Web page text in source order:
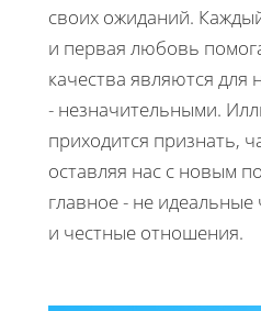
своих ожиданий.
и первая любовь
качества являются для
- незначительными.
приходится признать,
оставляя нас с новым
главное - не идеальные
и честные отношения.